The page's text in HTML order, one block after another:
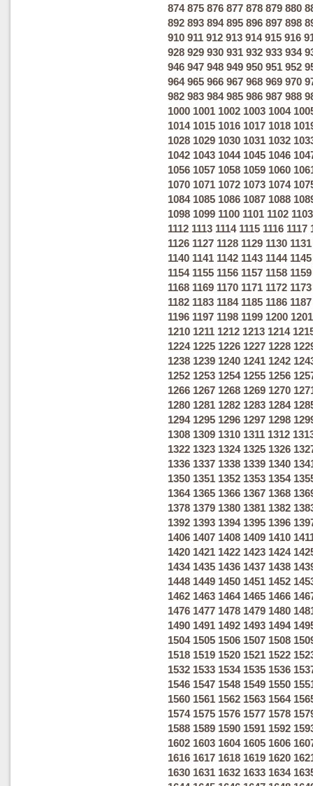
874 875 876 877 878 879 880
892 893 894 895 896 897 898
910 911 912 913 914 915 916
928 929 930 931 932 933 934
946 947 948 949 950 951 952
964 965 966 967 968 969 970
982 983 984 985 986 987 988
1000 1001 1002 1003 1004
1014 1015 1016 1017 1018
1028 1029 1030 1031 1032
1042 1043 1044 1045 1046
1056 1057 1058 1059 1060
1070 1071 1072 1073 1074
1084 1085 1086 1087 1088
1098 1099 1100 1101 1102 1103
1112 1113 1114 1115 1116 1117
1126 1127 1128 1129 1130 1131
1140 1141 1142 1143 1144 1145
1154 1155 1156 1157 1158 1159
1168 1169 1170 1171 1172 1173
1182 1183 1184 1185 1186 1187
1196 1197 1198 1199 1200 1201
1210 1211 1212 1213 1214
1224 1225 1226 1227 1228
1238 1239 1240 1241 1242
1252 1253 1254 1255 1256
1266 1267 1268 1269 1270
1280 1281 1282 1283 1284
1294 1295 1296 1297 1298
1308 1309 1310 1311 1312
1322 1323 1324 1325 1326
1336 1337 1338 1339 1340
1350 1351 1352 1353 1354
1364 1365 1366 1367 1368
1378 1379 1380 1381 1382
1392 1393 1394 1395 1396
1406 1407 1408 1409 1410
1420 1421 1422 1423 1424
1434 1435 1436 1437 1438
1448 1449 1450 1451 1452
1462 1463 1464 1465 1466
1476 1477 1478 1479 1480
1490 1491 1492 1493 1494
1504 1505 1506 1507 1508
1518 1519 1520 1521 1522
1532 1533 1534 1535 1536
1546 1547 1548 1549 1550
1560 1561 1562 1563 1564
1574 1575 1576 1577 1578
1588 1589 1590 1591 1592
1602 1603 1604 1605 1606
1616 1617 1618 1619 1620
1630 1631 1632 1633 1634